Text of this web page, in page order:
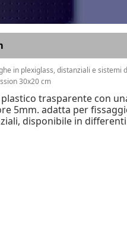
in plexiglass, distanziali e sistemi
30x20 cm
trasparente con
5mm. adatta per
disponibile in